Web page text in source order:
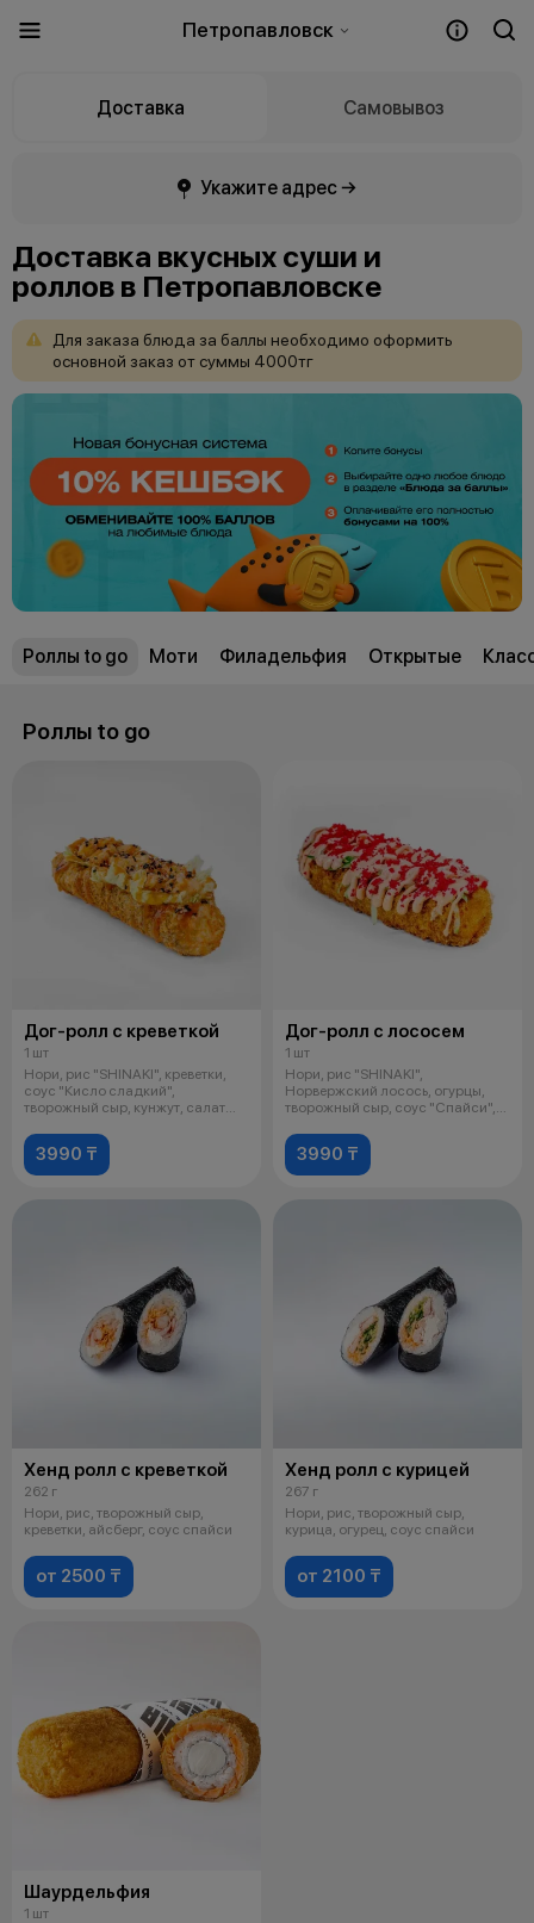
Петропавловск
Доставка Самовывоз
Укажите адрес →
Доставка вкусных суши и
роллов в Петропавловске
Для заказа блюда за баллы необходимо оформить
основной заказ от суммы 4000тг
Роллы to go Моти Филадельфия Открытые
Роллы to go
Дог-ролл с креветкой
1 шт
Нори, рис "SHINAKI", креветки,
соус "Кисло сладкий",
творожный сыр, кунжут, салат
3990 ₸
Дог-ролл с лососем
1 шт
Нори, рис "SHINAKI",
Норвержский лосось, огурцы,
творожный сыр, соус "Спайси",
3990 ₸
Хенд ролл с креветкой
262 г
Нори, рис, творожный сыр,
креветки, айсберг, соус спайси
от 2500 ₸
Хенд ролл с курицей
267 г
Нори, рис, творожный сыр,
курица, огурец, соус спайси
от 2100 ₸
Шаурдельфия
1 шт